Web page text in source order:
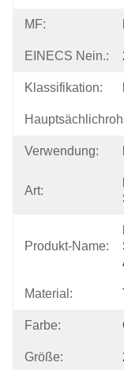
MF:
EINECS Nein.:
Klassifikation:
Verwendung:
Art:
Produkt-Name:
Material:
Farbe:
Größe: